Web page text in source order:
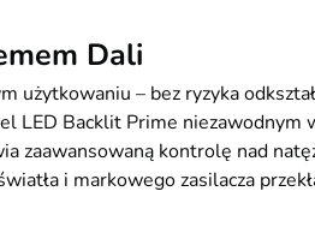
Dali
– bez ryzyka
LED Backlit Prime niezawodnym
kontrolę nad
i markowego zasilacza